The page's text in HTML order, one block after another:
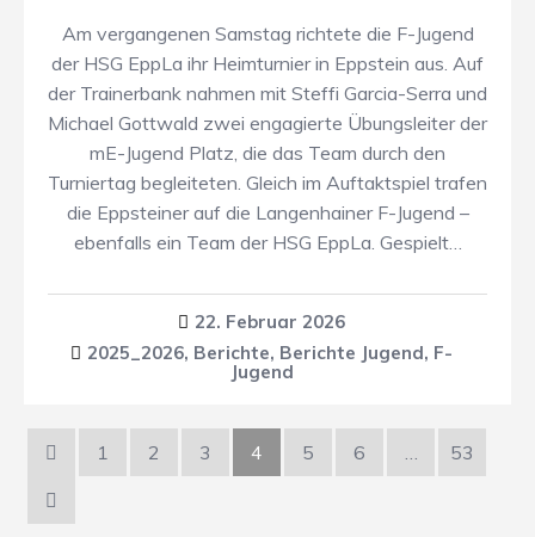
Am vergangenen Samstag richtete die F-Jugend
der HSG EppLa ihr Heimturnier in Eppstein aus. Auf
der Trainerbank nahmen mit Steffi Garcia-Serra und
Michael Gottwald zwei engagierte Übungsleiter der
mE-Jugend Platz, die das Team durch den
Turniertag begleiteten. Gleich im Auftaktspiel trafen
die Eppsteiner auf die Langenhainer F-Jugend –
ebenfalls ein Team der HSG EppLa. Gespielt…
22. Februar 2026
2025_2026, Berichte, Berichte Jugend, F-
Jugend
1 2 3 4 5 6 … 53